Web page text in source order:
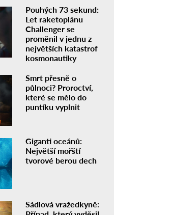
Pouhých 73 sekund:
Let raketoplánu
Challenger se
proměnil v jednu z
největších katastrof
kosmonautiky
Smrt přesně o
půlnoci? Proroctví,
které se mělo do
puntíku vyplnit
Giganti oceánů:
Největší mořští
tvorové berou dech
Sádlová vražedkyně: